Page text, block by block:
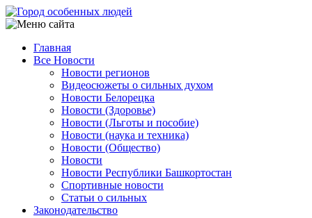
Перейти
к
содержанию
Main
navigation
Главная
Все Новости
Новости регионов
Видеосюжеты о сильных духом
Новости Белорецка
Новости (Здоровье)
Новости (Льготы и пособие)
Новости (наука и техника)
Новости (Общество)
Новости
Новости Республики Башкортостан
Спортивные новости
Статьи о сильных
Законодательство